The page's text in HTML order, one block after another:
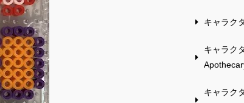
キャラク
キャラク
キャラク